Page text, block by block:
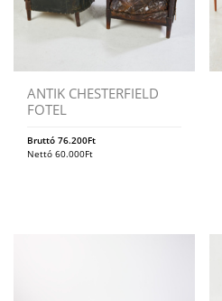
ANTIK CHESTERFIELD
FOTEL
Bruttó 76.200Ft
Nettó 60.000Ft